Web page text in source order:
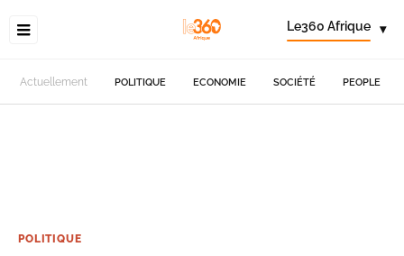
Le360 Afrique ▾
Actuellement POLITIQUE ECONOMIE SOCIÉTÉ PEOPLE
POLITIQUE